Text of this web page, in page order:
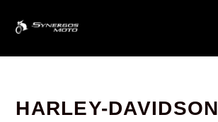
HARLEY-DAVIDSON